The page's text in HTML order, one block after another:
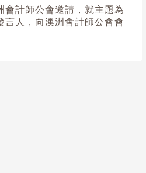
會計師公會邀請，就主題為
言人，向澳洲會計師公會會